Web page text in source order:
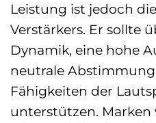
Leistung ist jedoch
Verstärkers. Er sollte
Dynamik, eine hohe
neutrale
Fähigkeiten der
unterstützen. Marken